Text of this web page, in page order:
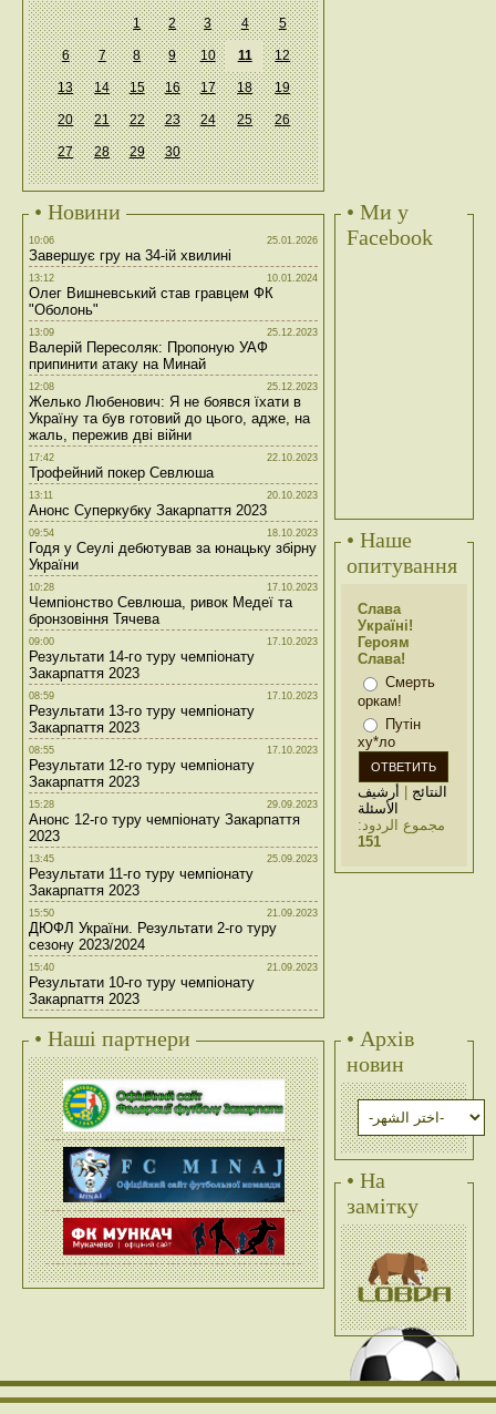
1 2 3 4 5
6 7 8 9 10 11 12
13 14 15 16 17 18 19
20 21 22 23 24 25 26
27 28 29 30
• Новини
10:06 25.01.2026
Завершує гру на 34-ій хвилині
13:12 10.01.2024
Олег Вишневський став гравцем ФК
"Оболонь"
13:09 25.12.2023
Валерій Пересоляк: Пропоную УАФ
припинити атаку на Минай
12:08 25.12.2023
Желько Любенович: Я не боявся їхати в
Україну та був готовий до цього, адже, на
жаль, пережив дві війни
17:42 22.10.2023
Трофейний покер Севлюша
13:11 20.10.2023
Анонс Суперкубку Закарпаття 2023
09:54 18.10.2023
Годя у Сеулі дебютував за юнацьку збірну
України
10:28 17.10.2023
Чемпіонство Севлюша, ривок Медеї та
бронзовіння Тячева
09:00 17.10.2023
Результати 14-го туру чемпіонату
Закарпаття 2023
08:59 17.10.2023
Результати 13-го туру чемпіонату
Закарпаття 2023
08:55 17.10.2023
Результати 12-го туру чемпіонату
Закарпаття 2023
15:28 29.09.2023
Анонс 12-го туру чемпіонату Закарпаття
2023
13:45 25.09.2023
Результати 11-го туру чемпіонату
Закарпаття 2023
15:50 21.09.2023
ДЮФЛ України. Результати 2-го туру
сезону 2023/2024
15:40 21.09.2023
Результати 10-го туру чемпіонату
Закарпаття 2023
• Ми у
Facebook
• Наше
опитування
Слава
Україні!
Героям
Слава!
Смерть
оркам!
Путін
ху*ло
النتائج | أرشيف
الأسئلة
مجموع الردود:
151
• Наші партнери
• Архів
новин
• На
замітку